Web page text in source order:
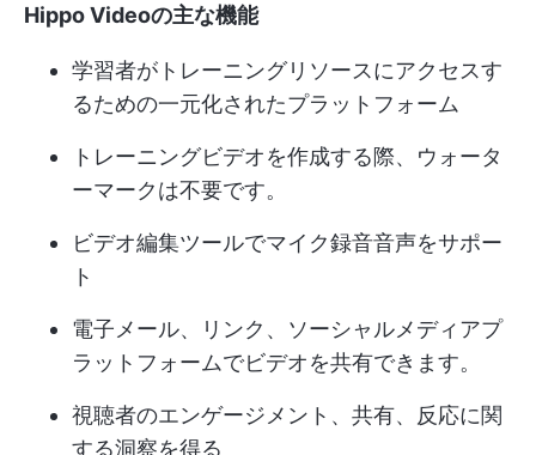
Hippo Videoの主な機能
学習者がトレーニングリソースにアクセスす
るための一元化されたプラットフォーム
トレーニングビデオを作成する際、ウォータ
ーマークは不要です。
ビデオ編集ツールでマイク録音音声をサポー
ト
電子メール、リンク、ソーシャルメディアプ
ラットフォームでビデオを共有できます。
視聴者のエンゲージメント、共有、反応に関
する洞察を得る